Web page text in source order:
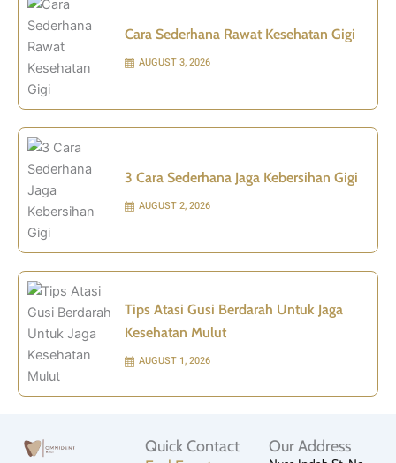
Cara Sederhana Rawat Kesehatan Gigi
AUGUST 3, 2026
3 Cara Sederhana Jaga Kebersihan Gigi
AUGUST 2, 2026
Tips Atasi Gusi Berdarah Untuk Jaga
Kesehatan Mulut
AUGUST 1, 2026
Quick Contact
Our Address